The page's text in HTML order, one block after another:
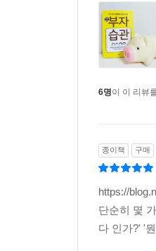
은 [연령별 홈
아이의 ‘경제지
경제교육을 시
돈을 쓸지 여
것도 좋다. 『
발전시킨 팁이
아이의 ‘경제지
6명이 이 리뷰
종이책 구매
https://
단순히 몇
다 인가?' '